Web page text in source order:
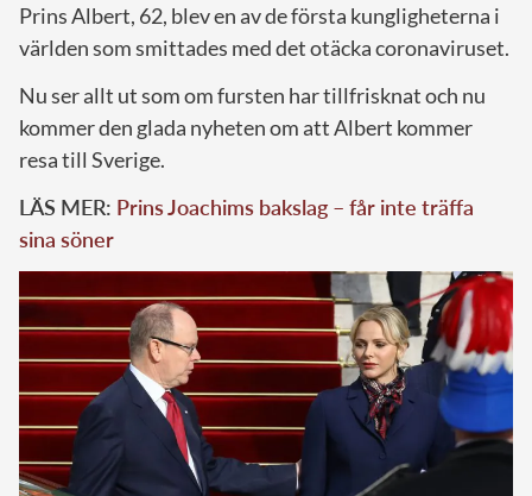
Prins Albert, 62, blev en av de första kungligheterna i
världen som smittades med det otäcka coronaviruset.
Nu ser allt ut som om fursten har tillfrisknat och nu
kommer den glada nyheten om att Albert kommer
resa till Sverige.
LÄS MER: Prins Joachims bakslag – får inte träffa
sina söner